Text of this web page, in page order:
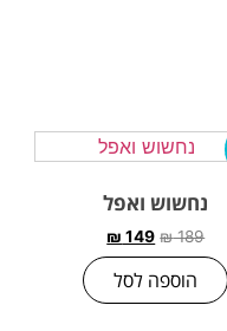
נחשוש ואפל
₪189
₪ 149
הוספה לסל